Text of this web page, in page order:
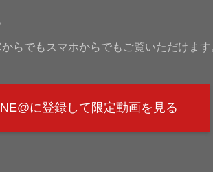
らでもスマホからでもご覧いただけます
に登録して限定動画を見る